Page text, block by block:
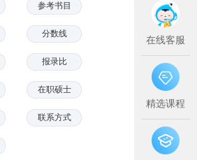
参考书目
分数线
报录比
在职硕士
联系方式
在线客服
精选课程